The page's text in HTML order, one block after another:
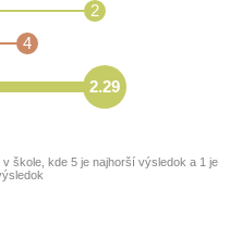
2
4
2.29
škole, kde 5 je najhorší výsledok a 1 je